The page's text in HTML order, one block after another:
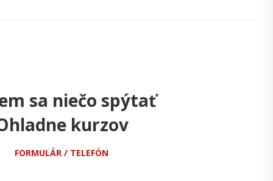
sa niečo spýtať
kurzov
FORMULÁR / TELEFÓN